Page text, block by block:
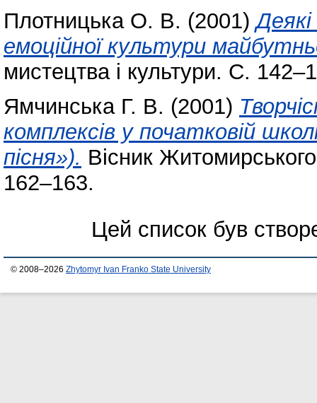
Плотницька О. В. (2001)
емоційної культури
мистецтва і культури. С.
Ямчинська Г. В. (2001)
комплексів у початковій
пісня»). Вісник
162–163.
Цей список був
© 2008–2026 Zhytomyr Ivan Franko State University